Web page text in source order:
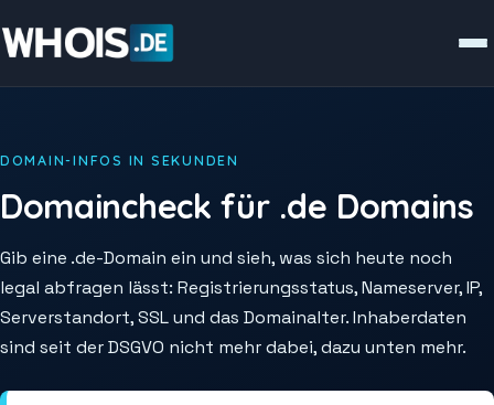
DOMAIN-INFOS IN SEKUNDEN
Domaincheck für .de Domains
Gib eine .de-Domain ein und sieh, was sich heute noch
legal abfragen lässt: Registrierungsstatus, Nameserver, IP,
Serverstandort, SSL und das Domainalter. Inhaberdaten
sind seit der DSGVO nicht mehr dabei, dazu unten mehr.